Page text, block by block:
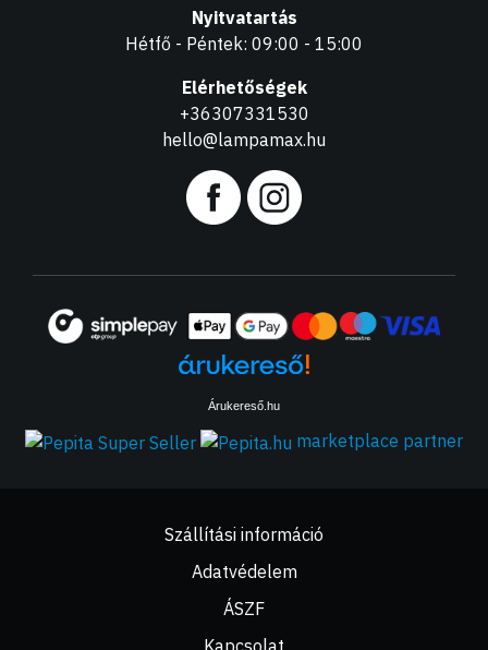
Nyitvatartás
Hétfő - Péntek: 09:00 - 15:00
Elérhetőségek
+36307331530
hello@lampamax.hu
Árukereső.hu
marketplace partner
Szállítási információ
Adatvédelem
ÁSZF